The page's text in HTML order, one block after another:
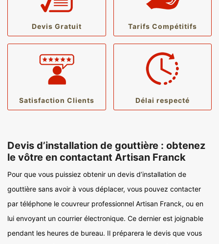
Devis Gratuit Tarifs Compétitifs
Satisfaction Clients Délai respecté
Devis d’installation de gouttière : obtenez
le vôtre en contactant Artisan Franck
Pour que vous puissiez obtenir un devis d’installation de
gouttière sans avoir à vous déplacer, vous pouvez contacter
par téléphone le couvreur professionnel Artisan Franck, ou en
lui envoyant un courrier électronique. Ce dernier est joignable
pendant les heures de bureau. Il préparera le devis que vous